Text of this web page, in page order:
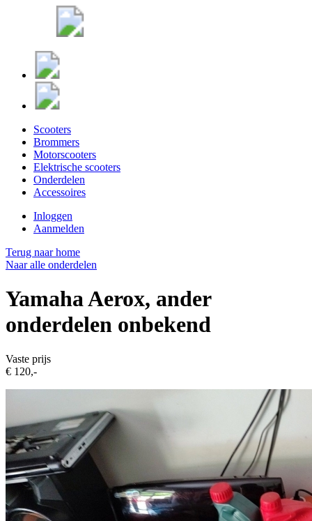
Scooters
Brommers
Motorscooters
Elektrische scooters
Onderdelen
Accessoires
Inloggen
Aanmelden
Terug naar home
Naar alle onderdelen
Yamaha Aerox, ander
onderdelen onbekend
Vaste prijs
€ 120,-